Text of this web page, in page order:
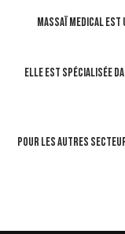
Massaï Medical
Elle est spécialisée
Pour les autres